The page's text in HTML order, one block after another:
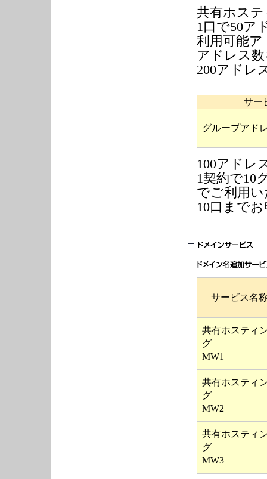
共有ホス
1口で50ア
利用可能
アドレス
200アドレ
サー
グループアド
100アドレ
1契約で10
でご利用
10口まで
サービス名
共有ホスティ
グ
MW1
共有ホスティ
グ
MW2
共有ホスティ
グ
MW3